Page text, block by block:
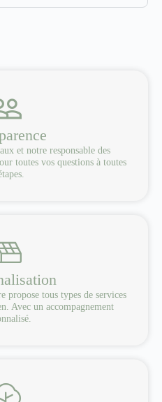
et notre responsable des
toutes vos questions à toutes
propose tous types de services
Avec un accompagnement